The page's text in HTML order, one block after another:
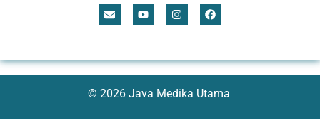
© 2026 Java Medika Utama